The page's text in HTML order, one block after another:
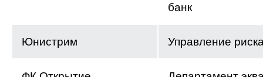
банк
Юнистрим Управление